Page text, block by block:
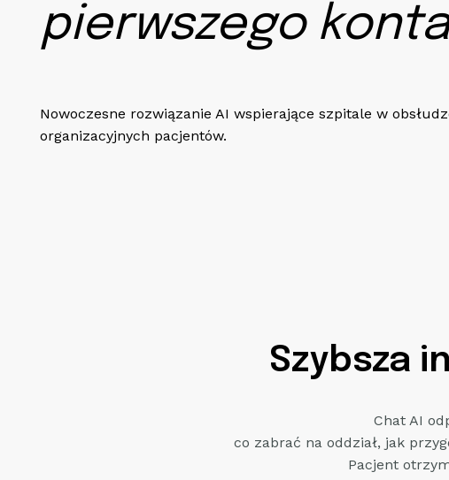
pierwszego
Nowoczesne rozwiązanie AI wspierające szpitale w
organizacyjnych pacjentów.
Szybsza
Chat AI
co zabrać na oddział, jak
Pacjent